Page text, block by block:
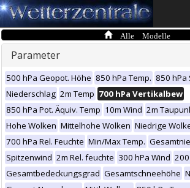
Alle Modelle
Parameter
500 hPa Geopot. Höhe 850 hPa Temp. 850 hPa
Niederschlag 2m Temp 700 hPa Vertikalbew
850 hPa Pot. Äquiv. Temp 10m Wind 2m
Hohe Wolken Mittelhohe Wolken Niedrige
700 hPa Rel. Feuchte Min/Max Temp.
Spitzenwind 2m Rel. feuchte 300 hPa Wind
Gesamtbedeckungsgrad Gesamtschneehöhe